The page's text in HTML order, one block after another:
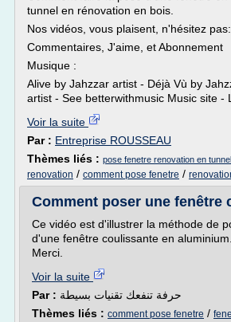
tunnel en rénovation en bois.
Nos vidéos, vous plaisent, n'hésitez pas:
Commentaires, J'aime, et Abonnement
Musique :
Alive by Jahzzar artist - Déjà Vù by
artist - See betterwithmusic Music site -
Voir la suite
Par : Entreprise ROUSSEAU
Thèmes liés : pose fenetre renovation en tunnel
renovation / comment pose fenetre /
Comment poser une fenêtre
Ce vidéo est d'illustrer la méthode de
d'une fenêtre coulissante en aluminium.
Merci.
Voir la suite
Par : حرفة تنفعك تقنيات بسيطة
Thèmes liés : comment pose fenetre /